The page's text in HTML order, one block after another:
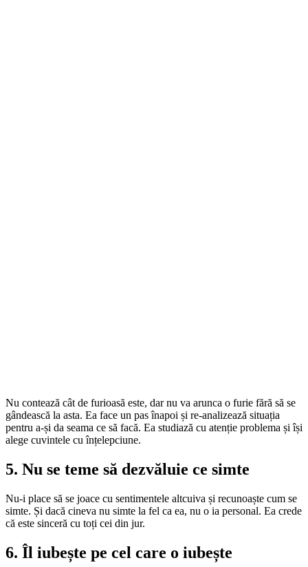
Nu contează cât de furioasă este, dar nu va arunca o furie fără să se
gândească la asta. Ea face un pas înapoi și re-analizează situația
pentru a-și da seama ce să facă. Ea studiază cu atenție problema și își
alege cuvintele cu înțelepciune.
5. Nu se teme să dezvăluie ce simte
Nu-i place să se joace cu sentimentele altcuiva și recunoaște cum se
simte. Și dacă cineva nu simte la fel ca ea, nu o ia personal. Ea crede
că este sinceră cu toți cei din jur.
6. Îl iubește pe cel care o iubește